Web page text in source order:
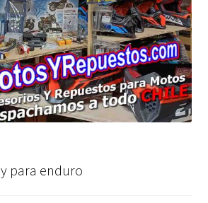
para enduro